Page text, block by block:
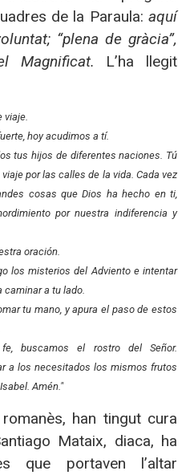
de la Paraula: aquí
“plena de gràcia”,
Magnificat. L’ha llegit
viaje.
hoy acudimos a tí.
tus hijos de diferentes naciones. Tú
por las calles de la vida. Cada vez
cosas que Dios ha hecho en ti,
por nuestra indiferencia y
oración.
los misterios del Adviento e intentar
caminar a tu lado.
tu mano, y apura el paso de estos
buscamos el rostro del Señor.
a los necesitados los mismos frutos
Amén."
han tingut cura
Mataix, diaca, ha
que portaven l’altar